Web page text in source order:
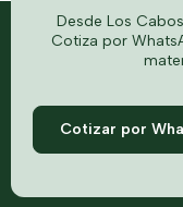
Desde Los
Cotiza por
Cotizar por